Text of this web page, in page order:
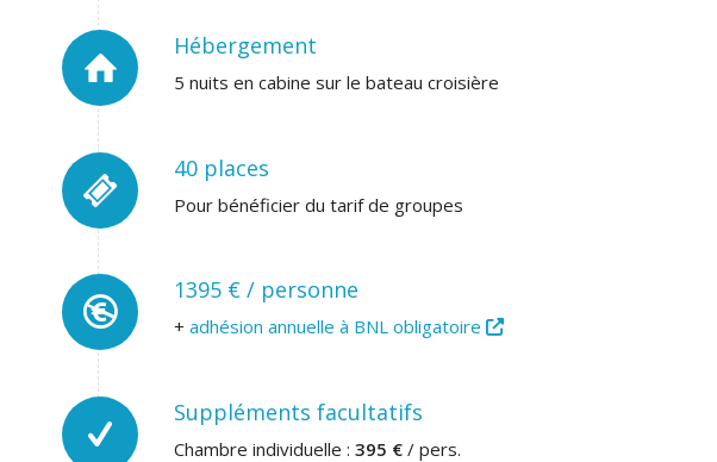
Hébergement
5 nuits en cabine sur le bateau croisière
40 places
Pour bénéficier du tarif de groupes
1395 € / personne
+ adhésion annuelle à BNL obligatoire
Suppléments facultatifs
Chambre individuelle : 395 € / pers.